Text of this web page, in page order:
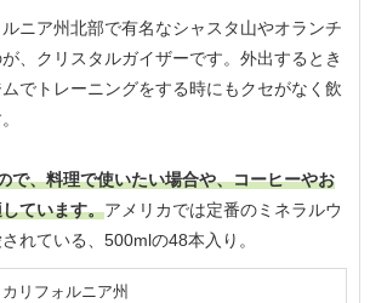
ニア州北部で有名なシャスタ山やオランチ
、クリスタルガイザーです。外出するとき
でトレーニングをする時にもクセがなく飲
で、料理で使いたい場合や、コーヒーやお
ています。アメリカでは定番のミネラルウ
れている、500mlの48本入り。
カリフォルニア州